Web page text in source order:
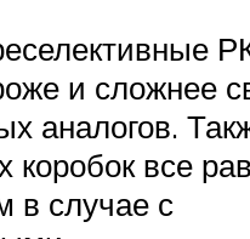
и сложнее
аналогов.
коробок все
в случае с